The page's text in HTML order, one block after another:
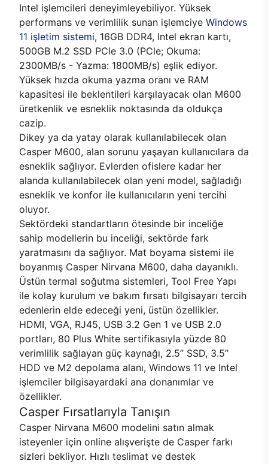
Intel işlemcileri deneyimleyebiliyor. Yüksek
performans ve verimlilik sunan işlemciye Windows
11 işletim sistemi, 16GB DDR4, Intel ekran kartı,
500GB M.2 SSD PCle 3.0 (PCle; Okuma:
2300MB/s - Yazma: 1800MB/s) eşlik ediyor.
Yüksek hızda okuma yazma oranı ve RAM
kapasitesi ile beklentileri karşılayacak olan M600
üretkenlik ve esneklik noktasında da oldukça
cazip.
Dikey ya da yatay olarak kullanılabilecek olan
Casper M600, alan sorunu yaşayan kullanıcılara da
esneklik sağlıyor. Evlerden ofislere kadar her
alanda kullanılabilecek olan yeni model, sağladığı
esneklik ve konfor ile kullanıcıların yeni tercihi
oluyor.
Sektördeki standartların ötesinde bir inceliğe
sahip modellerin bu inceliği, sektörde fark
yaratmasını da sağlıyor. Mat boyama sistemi ile
boyanmış Casper Nirvana M600, daha dayanıklı.
Üstün termal soğutma sistemleri, Tool Free Yapı
ile kolay kurulum ve bakım fırsatı bilgisayarı tercih
edenlerin elde edeceği yeni, üstün özellikler.
HDMI, VGA, RJ45, USB 3.2 Gen 1 ve USB 2.0
portları, 80 Plus White sertifikasıyla yüzde 80
verimlilik sağlayan güç kaynağı, 2.5’’ SSD, 3.5’’
HDD ve M2 depolama alanı, Windows 11 ve Intel
işlemciler bilgisayardaki ana donanımlar ve
özellikler.
Casper Fırsatlarıyla Tanışın
Casper Nirvana M600 modelini satın almak
isteyenler için online alışverişte de Casper farkı
sizleri bekliyor. Hızlı teslimat ve destek